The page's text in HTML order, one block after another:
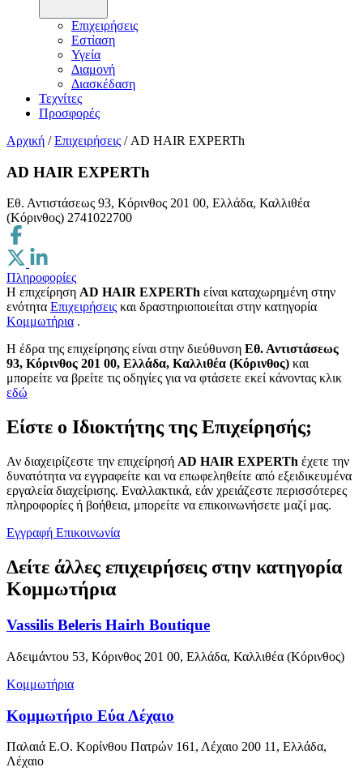
Επιχειρήσεις
Εστίαση
Υγεία
Διαμονή
Διασκέδαση
Τεχνίτες
Προσφορές
Αρχική / Επιχειρήσεις / AD HAIR EXPERTh
AD HAIR EXPERTh
Εθ. Αντιστάσεως 93, Κόρινθος 201 00, Ελλάδα, Καλλιθέα
(Κόρινθος) 2741022700
Πληροφορίες
Η επιχείρηση AD HAIR EXPERTh είναι καταχωρημένη στην
ενότητα Επιχειρήσεις και δραστηριοποιείται στην κατηγορία
Κομμωτήρια .
H έδρα της επιχείρησης είναι στην διεύθυνση Εθ. Αντιστάσεως
93, Κόρινθος 201 00, Ελλάδα, Καλλιθέα (Κόρινθος) και
μπορείτε να βρείτε τις οδηγίες για να φτάσετε εκεί κάνοντας κλικ
εδώ
Είστε ο Ιδιοκτήτης της Επιχείρησής;
Αν διαχειρίζεστε την επιχείρησή AD HAIR EXPERTh έχετε την
δυνατότητα να εγγραφείτε και να επωφεληθείτε από εξειδικευμένα
εργαλεία διαχείρισης. Εναλλακτικά, εάν χρειάζεστε περισσότερες
πληροφορίες ή βοήθεια, μπορείτε να επικοινωνήσετε μαζί μας.
Εγγραφή Επικοινωνία
Δείτε άλλες επιχειρήσεις στην κατηγορία
Κομμωτήρια
Vassilis Beleris Hairh Boutique
Αδειμάντου 53, Κόρινθος 201 00, Ελλάδα, Καλλιθέα (Κόρινθος)
Κομμωτήρια
Κομμωτήριο Εύα Λέχαιο
Παλαιά Ε.Ο. Κορίνθου Πατρών 161, Λέχαιο 200 11, Ελλάδα,
Λέχαιο